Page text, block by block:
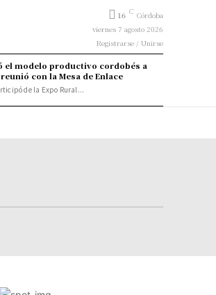
16 C Córdoba
viernes 7 agosto 2026
Registrarse / Unirse
el modelo productivo cordobés a
con la Mesa de Enlace
de la Expo Rural...